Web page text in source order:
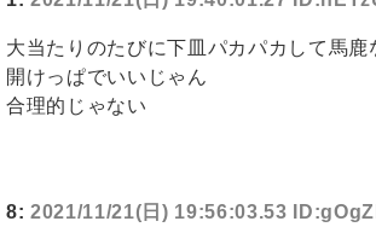
大当たりのたびに下皿パカパカして馬鹿
開けっぱでいいじゃん
合理的じゃない
8: 2021/11/21(日) 19:56:03.53